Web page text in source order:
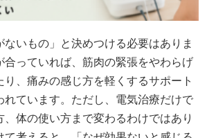
ないもの」と決めつける必要はありま
合っていれば、筋肉の緊張をやわらげ
り、痛みの感じ方を軽くするサポート
れています。ただし、電気治療だけで
体の使い方まで変わるわけではあり